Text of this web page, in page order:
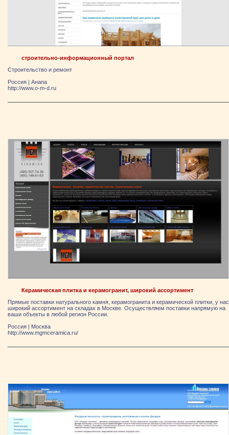
строительно-информационный портал
Строительство и ремонт
Россия | Анапа
http://www.o-m-d.ru
Керамическая плитка и керамогранит, широкий ассортимент
Прямые поставки натурального камня, керамогранита и керамической плитки, у нас
широкий ассортимент на складах в Москве. Осуществляем поставки напрямую на
ваши объекты в любой регион России.
Россия | Москва
http://www.mgmceramica.ru/